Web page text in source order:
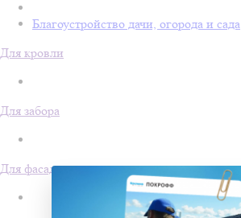
Благоустройство дачи, огорода и сада
Для кровли
Для забора
Для фасада